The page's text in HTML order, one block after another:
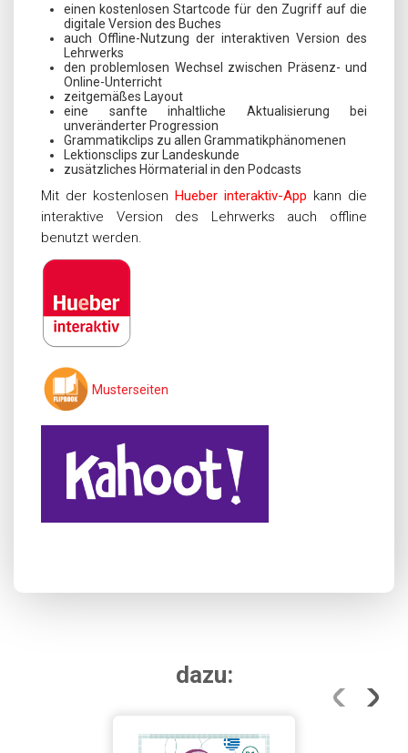
einen kostenlosen Startcode für den Zugriff auf die
digitale Version des Buches
auch Offline-Nutzung der interaktiven Version des
Lehrwerks
den problemlosen Wechsel zwischen Präsenz- und
Online-Unterricht
zeitgemäßes Layout
eine sanfte inhaltliche Aktualisierung bei
unveränderter Progression
Grammatikclips zu allen Grammatikphänomenen
Lektionsclips zur Landeskunde
zusätzliches Hörmaterial in den Podcasts
Mit der kostenlosen Hueber interaktiv-App kann die
interaktive Version des Lehrwerks auch offline
benutzt werden.
Musterseiten
dazu: